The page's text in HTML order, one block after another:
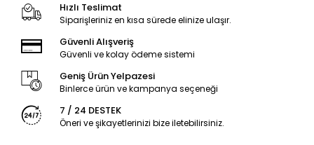
Hızlı Teslimat
Siparişleriniz en kısa sürede elinize ulaşır.
Güvenli Alışveriş
Güvenli ve kolay ödeme sistemi
Geniş Ürün Yelpazesi
Binlerce ürün ve kampanya seçeneği
7 / 24 DESTEK
Öneri ve şikayetlerinizi bize iletebilirsiniz.